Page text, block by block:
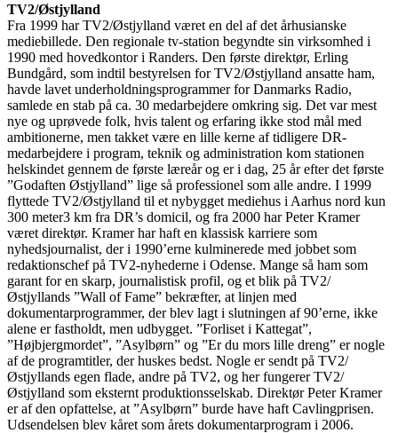
TV2/Østjylland
Fra 1999 har TV2/Østjylland været en del af det århusianske
mediebillede. Den regionale tv-station begyndte sin virksomhed i
1990 med hovedkontor i Randers. Den første direktør, Erling
Bundgård, som indtil bestyrelsen for TV2/Østjylland ansatte ham,
havde lavet underholdningsprogrammer for Danmarks Radio,
samlede en stab på ca. 30 medarbejdere omkring sig. Det var mest
nye og uprøvede folk, hvis talent og erfaring ikke stod mål med
ambitionerne, men takket være en lille kerne af tidligere DR-
medarbejdere i program, teknik og administration kom stationen
helskindet gennem de første læreår og er i dag, 25 år efter det første
”Godaften Østjylland” lige så professionel som alle andre. I 1999
flyttede TV2/Østjylland til et nybygget mediehus i Aarhus nord kun
300 meter3 km fra DR’s domicil, og fra 2000 har Peter Kramer
været direktør. Kramer har haft en klassisk karriere som
nyhedsjournalist, der i 1990’erne kulminerede med jobbet som
redaktionschef på TV2-nyhederne i Odense. Mange så ham som
garant for en skarp, journalistisk profil, og et blik på TV2/
Østjyllands ”Wall of Fame” bekræfter, at linjen med
dokumentarprogrammer, der blev lagt i slutningen af 90’erne, ikke
alene er fastholdt, men udbygget. ”Forliset i Kattegat”,
”Højbjergmordet”, ”Asylbørn” og ”Er du mors lille dreng” er nogle
af de programtitler, der huskes bedst. Nogle er sendt på TV2/
Østjyllands egen flade, andre på TV2, og her fungerer TV2/
Østjylland som eksternt produktionsselskab. Direktør Peter Kramer
er af den opfattelse, at ”Asylbørn” burde have haft Cavlingprisen.
Udsendelsen blev kåret som årets dokumentarprogram i 2006.